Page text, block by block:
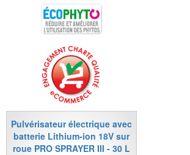
Pulvérisateur électrique avec
batterie Lithium-ion 18V sur
roue PRO SPRAYER III - 30 L